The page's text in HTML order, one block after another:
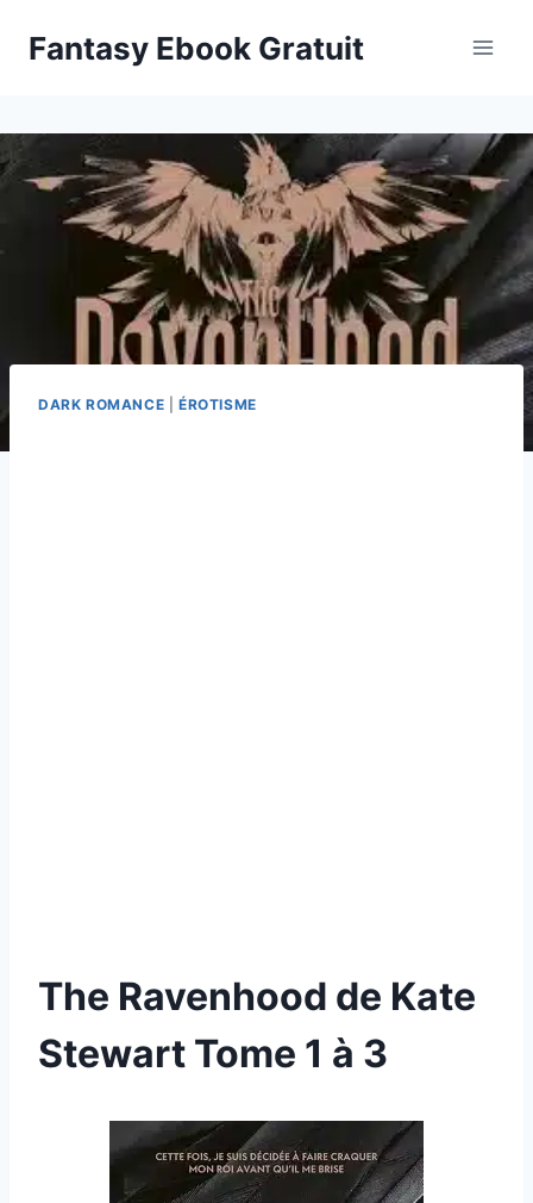
Fantasy Ebook Gratuit
DARK ROMANCE ÉROTISME
The Ravenhood de Kate
Stewart Tome 1 à 3